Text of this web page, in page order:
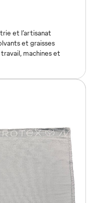
sensibles
et l’artisanat
et graisses
machines et